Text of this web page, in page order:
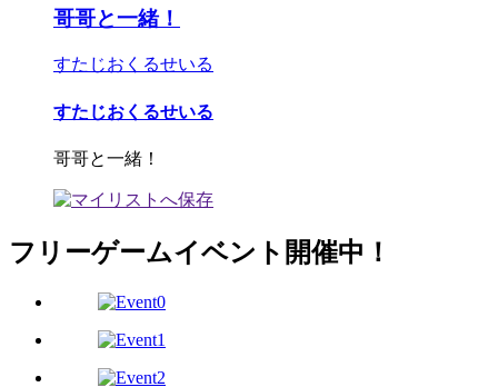
哥哥と一緒！
すたじおくるせいる
すたじおくるせいる
哥哥と一緒！
フリーゲームイベント開催中！